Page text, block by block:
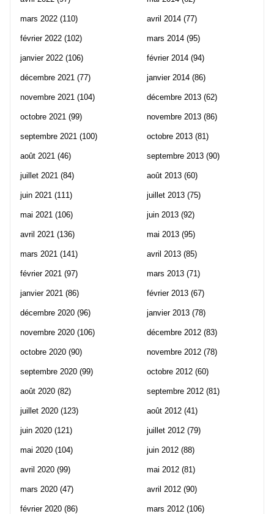
mars 2022 (110)
février 2022 (102)
janvier 2022 (106)
décembre 2021 (77)
novembre 2021 (104)
octobre 2021 (99)
septembre 2021 (100)
août 2021 (46)
juillet 2021 (84)
juin 2021 (111)
mai 2021 (106)
avril 2021 (136)
mars 2021 (141)
février 2021 (97)
janvier 2021 (86)
décembre 2020 (96)
novembre 2020 (106)
octobre 2020 (90)
septembre 2020 (99)
août 2020 (82)
juillet 2020 (123)
juin 2020 (121)
mai 2020 (104)
avril 2020 (99)
mars 2020 (47)
février 2020 (86)
avril 2014 (77)
mars 2014 (95)
février 2014 (94)
janvier 2014 (86)
décembre 2013 (62)
novembre 2013 (86)
octobre 2013 (81)
septembre 2013 (90)
août 2013 (60)
juillet 2013 (75)
juin 2013 (92)
mai 2013 (95)
avril 2013 (85)
mars 2013 (71)
février 2013 (67)
janvier 2013 (78)
décembre 2012 (83)
novembre 2012 (78)
octobre 2012 (60)
septembre 2012 (81)
août 2012 (41)
juillet 2012 (79)
juin 2012 (88)
mai 2012 (81)
avril 2012 (90)
mars 2012 (106)